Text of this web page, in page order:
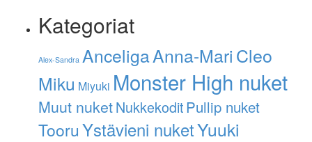
Kategoriat
Alex-Sandra AnceligaAnna-MariCleo
Miku Miyuki Monster High nuket
Muut nuketNukkekoditPullip nuket
TooruYstävieni nuketYuuki